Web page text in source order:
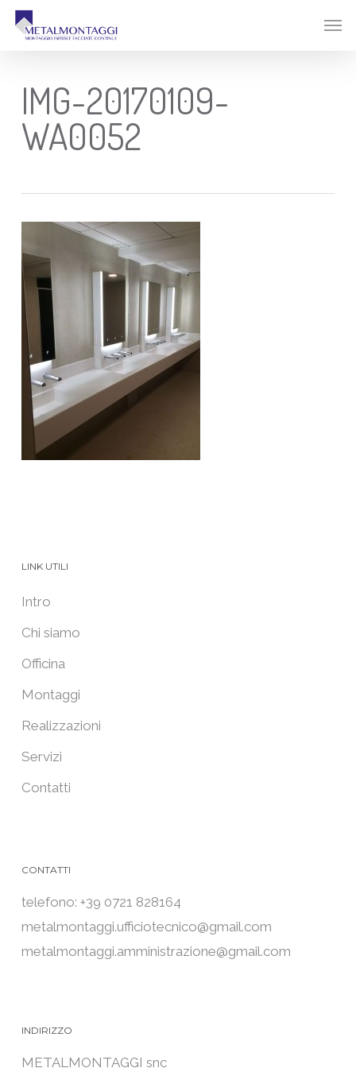
Skip
contentIMG-20170109-
WA0052
LINK UTILI
Intro
Chi siamo
Officina
Montaggi
Realizzazioni
Servizi
Contatti
CONTATTI
telefono: +39 0721 828164
metalmontaggi.ufficiotecnico@gmail.com
metalmontaggi.amministrazione@gmail.com
INDIRIZZO
METALMONTAGGI snc